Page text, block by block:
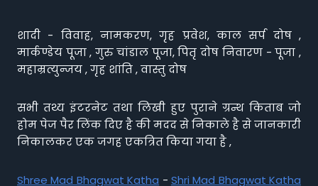
शादी - विवाह, नामकरण, गृह प्रवेश, काल सर्प दोष ,
मार्कण्डेय पूजा , गुरु चांडाल पूजा, पितृ दोष निवारण - पूजा ,
महाम्रत्युन्जय , गृह शांति , वास्तु दोष
सभी तथ्य इंटरनेट तथा लिखी हुए पुराने ग्रन्थ किताब जो
होम पेज पैर लिंक दिए है की मदद से निकाले है से जानकारी
निकालकर एक जगह एकत्रित किया गया है ,
Shree Mad Bhagwat Katha - Shri Mad Bhagwat Katha